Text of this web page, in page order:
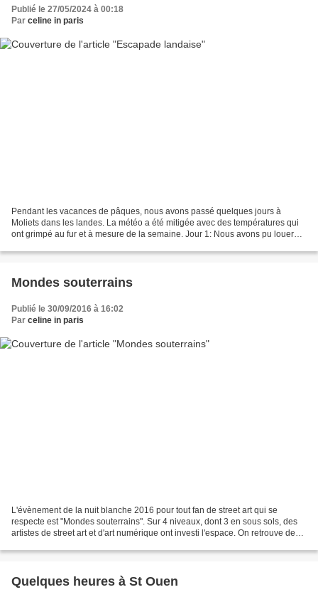
Publié le 27/05/2024 à 00:18
Par celine in paris
Pendant les vacances de pâques, nous avons passé quelques jours à
Moliets dans les landes. La météo a été mitigée avec des températures qui
ont grimpé au fur et à mesure de la semaine. Jour 1: Nous avons pu louer
Mondes souterrains
Publié le 30/09/2016 à 16:02
Par celine in paris
L'évènement de la nuit blanche 2016 pour tout fan de street art qui se
respecte est "Mondes souterrains". Sur 4 niveaux, dont 3 en sous sols, des
artistes de street art et d'art numérique ont investi l'espace. On retrouve des
Quelques heures à St Ouen